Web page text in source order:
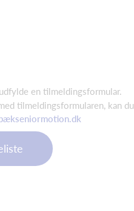
en tilmeldingsformular.
tilmeldingsformularen, kan du